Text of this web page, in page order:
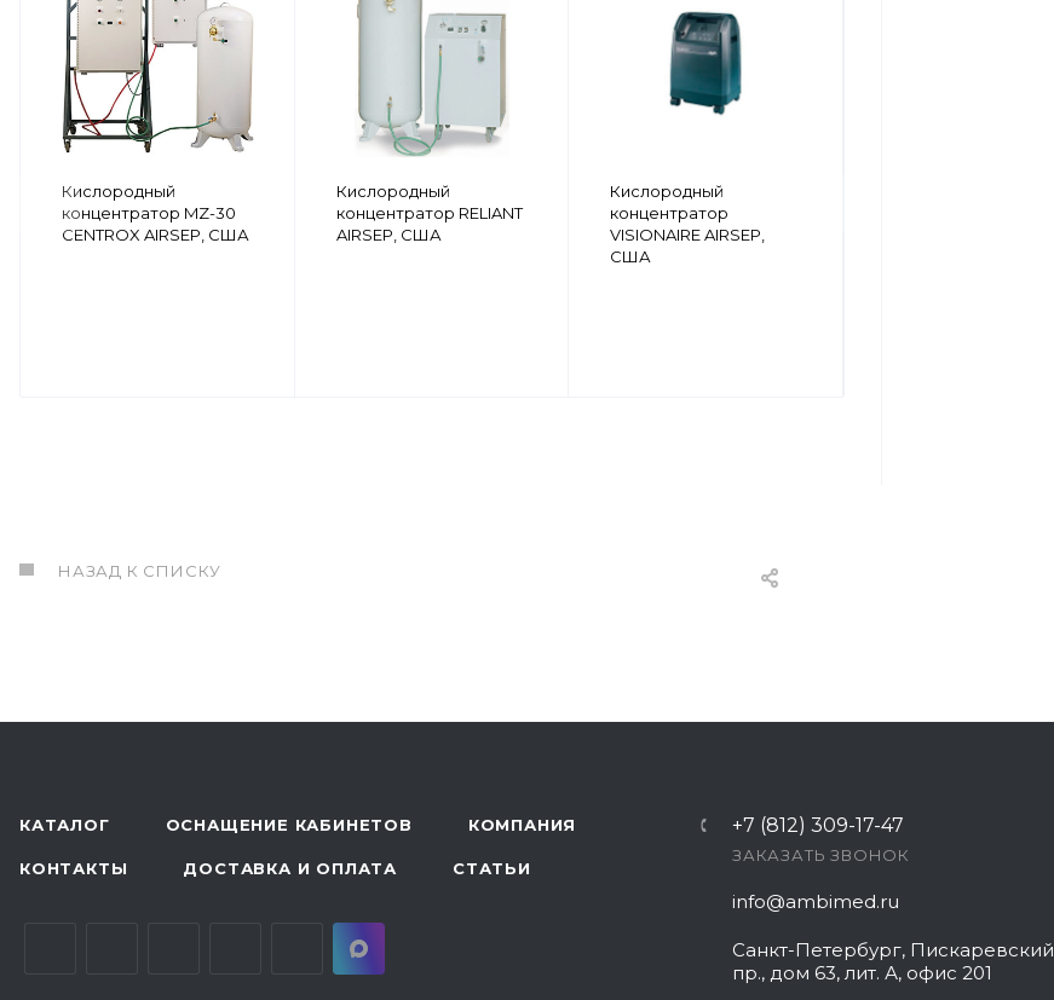
Кислородный
концентратор MZ-30
CENTROX AIRSEP, США
Кислородный
концентратор RELIANT
AIRSEP, США
Кислородный
концентратор
VISIONAIRE AIRSEP,
США
НАЗАД К СПИСКУ
КАТАЛОГ ОСНАЩЕНИЕ КАБИНЕТОВ КОМПАНИЯ
КОНТАКТЫ ДОСТАВКА И ОПЛАТА СТАТЬИ
+7 (812) 309-17-47
ЗАКАЗАТЬ ЗВОНОК
info@ambimed.ru
Санкт-Петербург, Пискаревский
пр., дом 63, лит. А, офис 201